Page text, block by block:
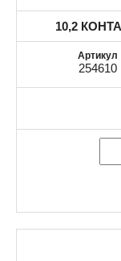
10,2
254610